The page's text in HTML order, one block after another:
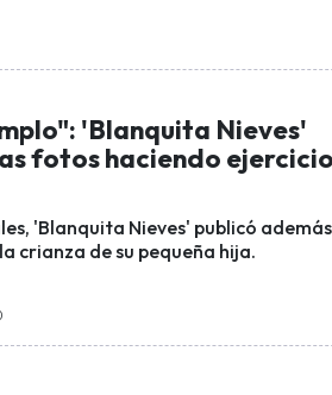
'Blanquita Nieves'
fotos haciendo ejercicio
'Blanquita Nieves' publicó
crianza de su pequeña hija.